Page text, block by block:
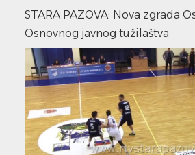
STARA PAZOVA: Nova zgrada
Osnovnog javnog tužilaštva